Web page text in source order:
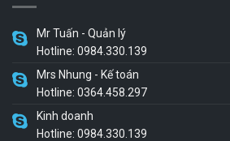
Mr Tuấn - Quản lý
Hotline: 0984.330.139
Mrs Nhung - Kế toán
Hotline: 0364.458.297
Kinh doanh
Hotline: 0984.330.139